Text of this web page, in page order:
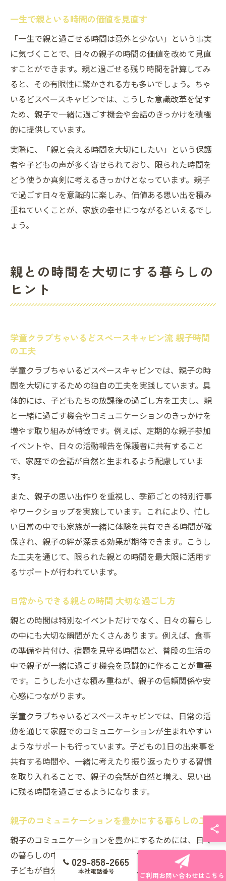
一生で親といる時間の価値を見直す
「一生で親と過ごせる時間は意外と少ない」という事実
に気づくことで、日々の親子の時間の価値を改めて見直
すことができます。親と過ごせる残り時間を計算してみ
ると、その有限性に驚かされる方も多いでしょう。ちゃ
いるどスペースキャビンでは、こうした意識改革を促す
ため、親子で一緒に過ごす機会や会話のきっかけを積極
的に提供しています。
実際に、「親と会える時間を大切にしたい」という保護
者や子どもの声が多く寄せられており、限られた時間を
どう使うか真剣に考えるきっかけとなっています。親子
で過ごす日々を意識的に楽しみ、価値ある思い出を積み
重ねていくことが、家族の幸せにつながるといえるでし
ょう。
親との時間を大切にする暮らしの
ヒント
学童クラブちゃいるどスペースキャビン流 親子時間
の工夫
学童クラブちゃいるどスペースキャビンでは、親子の時
間を大切にするための独自の工夫を実践しています。具
体的には、子どもたちの放課後の過ごし方を工夫し、親
と一緒に過ごす機会やコミュニケーションのきっかけを
増やす取り組みが特徴です。例えば、定期的な親子参加
イベントや、日々の活動報告を保護者に共有すること
で、家庭での会話が自然と生まれるよう配慮していま
す。
また、親子の思い出作りを重視し、季節ごとの特別行事
やワークショップを実施しています。これにより、忙し
い日常の中でも家族が一緒に体験を共有できる時間が確
保され、親子の絆が深まる効果が期待できます。こうし
た工夫を通じて、限られた親との時間を最大限に活用す
るサポートが行われています。
日常からできる親との時間 大切な過ごし方
親との時間は特別なイベントだけでなく、日々の暮らし
の中にも大切な瞬間がたくさんあります。例えば、食事
の準備や片付け、宿題を見守る時間など、普段の生活の
中で親子が一緒に過ごす機会を意識的に作ることが重要
です。こうした小さな積み重ねが、親子の信頼関係や安
心感につながります。
学童クラブちゃいるどスペースキャビンでは、日常の活
動を通じて家庭でのコミュニケーションが生まれやすい
ようなサポートも行っています。子どもの1日の出来事を
共有する時間や、一緒に考えたり振り返ったりする習慣
を取り入れることで、親子の会話が自然と増え、思い出
に残る時間を過ごせるようになります。
親子のコミュニケーションを豊かにする暮らしの工夫
親子のコミュニケーションを豊かにするためには、日々
の暮らしの中で意識的な工夫が欠かせません。例えば、
子どもが自分の気持ちや考えを話しやすくするために、
029-858-2665
本社電話番号 ご利用お問い合わせはこちら